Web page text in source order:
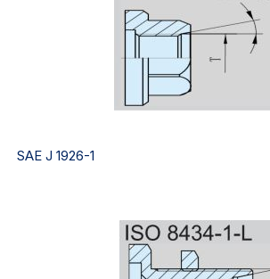
SAE J 1926-1